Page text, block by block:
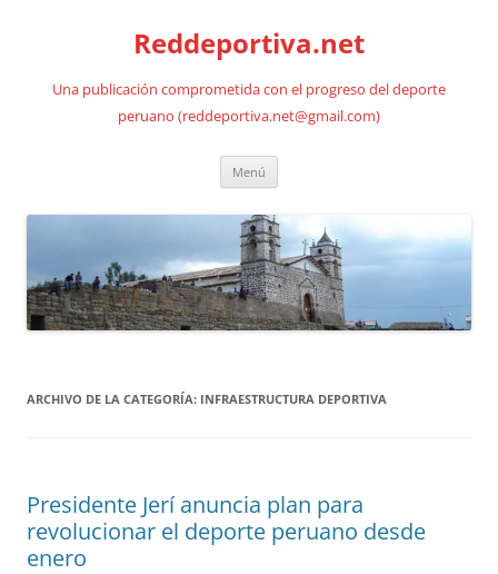
Reddeportiva.net
Una publicación comprometida con el progreso del deporte
peruano (reddeportiva.net@gmail.com)
Menú
ARCHIVO DE LA CATEGORÍA: INFRAESTRUCTURA DEPORTIVA
Presidente Jerí anuncia plan para
revolucionar el deporte peruano desde
enero